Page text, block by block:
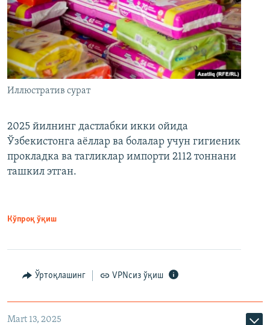
Иллюстратив сурат
2025 йилнинг дастлабки икки ойида
Ўзбекистонга аёллар ва болалар учун гигиеник
прокладка ва тагликлар импорти 2112 тоннани
ташкил этган.
Кўпроқ ўқиш
Ўртоқлашинг VPNсиз ўқиш
Mart 13, 2025